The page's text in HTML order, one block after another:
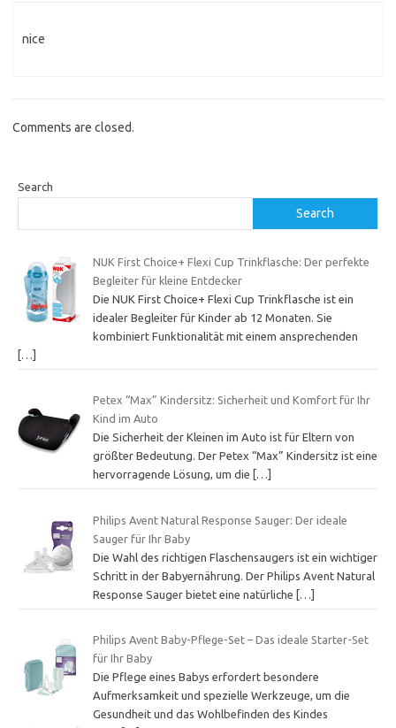
nice
Comments are closed.
Search
Search
NUK First Choice+ Flexi Cup Trinkflasche: Der perfekte
Begleiter für kleine Entdecker
Die NUK First Choice+ Flexi Cup Trinkflasche ist ein
idealer Begleiter für Kinder ab 12 Monaten. Sie
kombiniert Funktionalität mit einem ansprechenden
[…]
Petex “Max” Kindersitz: Sicherheit und Komfort für Ihr
Kind im Auto
Die Sicherheit der Kleinen im Auto ist für Eltern von
größter Bedeutung. Der Petex “Max” Kindersitz ist eine
hervorragende Lösung, um die
[…]
Philips Avent Natural Response Sauger: Der ideale
Sauger für Ihr Baby
Die Wahl des richtigen Flaschensaugers ist ein wichtiger
Schritt in der Babyernährung. Der Philips Avent Natural
Response Sauger bietet eine natürliche […]
Philips Avent Baby-Pflege-Set – Das ideale Starter-Set
für Ihr Baby
Die Pflege eines Babys erfordert besondere
Aufmerksamkeit und spezielle Werkzeuge, um die
Gesundheit und das Wohlbefinden des Kindes